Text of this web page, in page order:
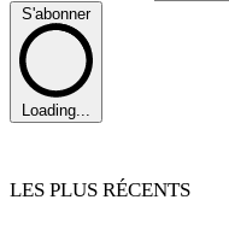
S'abonner
Loading...
LES PLUS RÉCENTS